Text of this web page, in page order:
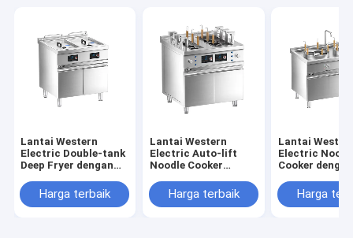
Lantai Western
Electric Double-tank
Deep Fryer dengan
Harga terbaik
Lantai Western
Electric Auto-lift
Noodle Cooker
Harga terbaik
Lantai
Electric
Cooker dengan
Harga